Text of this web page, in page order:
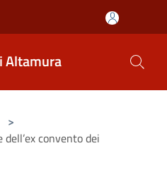
Altamura
>
convento dei